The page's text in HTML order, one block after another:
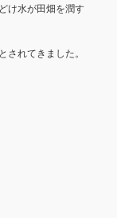
け水が田畑を潤す
れてきました。